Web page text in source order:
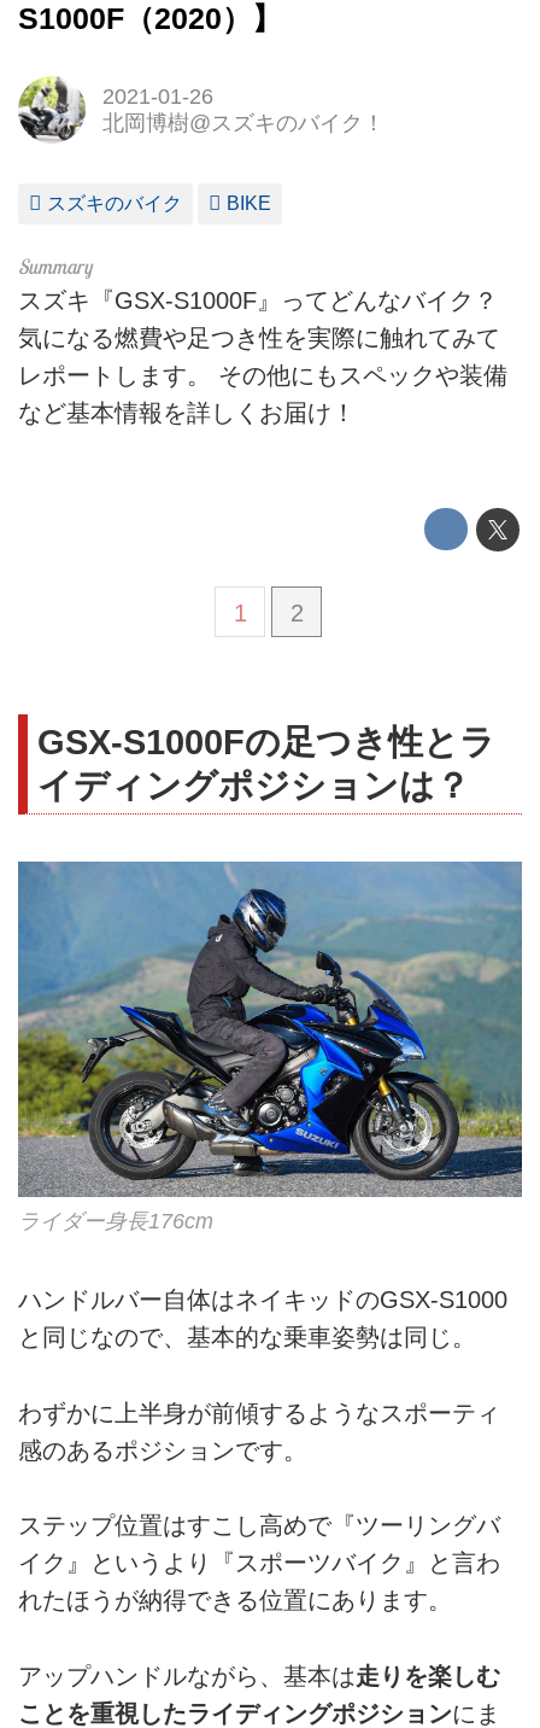
S1000F（2020）】
2021-01-26
北岡博樹@スズキのバイク！
スズキのバイク BIKE
スズキ『GSX-S1000F』ってどんなバイク？
気になる燃費や足つき性を実際に触れてみて
レポートします。 その他にもスペックや装備
など基本情報を詳しくお届け！
1 2
GSX-S1000Fの足つき性とラ
イディングポジションは？
ライダー身長176cm
ハンドルバー自体はネイキッドのGSX-S1000
と同じなので、基本的な乗車姿勢は同じ。
わずかに上半身が前傾するようなスポーティ
感のあるポジションです。
ステップ位置はすこし高めで『ツーリングバ
イク』というより『スポーツバイク』と言わ
れたほうが納得できる位置にあります。
アップハンドルながら、基本は走りを楽しむ
ことを重視したライディングポジションにま